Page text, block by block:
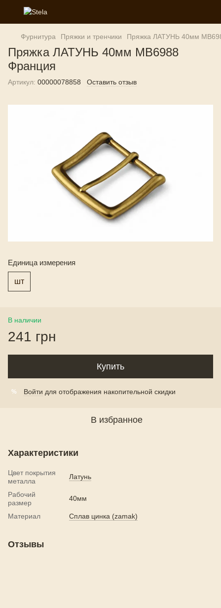
Фурнитура Пряжки и тренчики Пряжка ЛАТУНЬ 40мм
Пряжка ЛАТУНЬ 40мм MB6988
Франция
Артикул: 00000078858 Оставить отзыв
Единица измерения
шт
В наличии
241 грн
Купить
% Войти для отображения накопительной скидки
В избранное
Характеристики
Цвет покрытия
металла
Латунь
Рабочий
размер
40мм
Материал Сплав цинка (zamak)
Отзывы